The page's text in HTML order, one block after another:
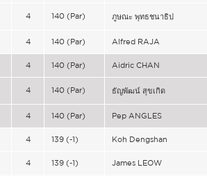
4 140 (Par) ภูษณะ พุทธชนาธิป
4 140 (Par) Alfred RAJA
4 140 (Par) Aidric CHAN
4 140 (Par) ธัญพัฒน์ สุขเกิด
4 140 (Par) Pep ANGLES
4 139 (-1) Koh Dengshan
4 139 (-1) James LEOW